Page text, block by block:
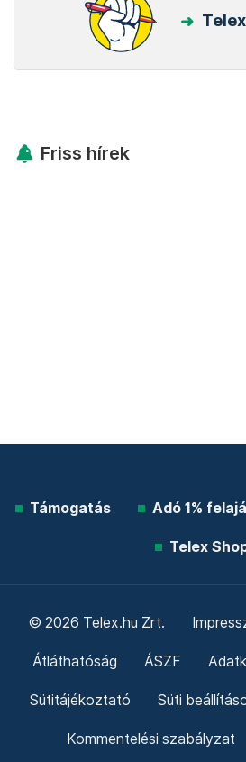
Friss hírek
Támogatás Adó 1%
Telex
© 2026 Telex.hu Zrt.
Átláthatóság ÁSZF
Sütitájékoztató Süti
Kommentelési szabályzat